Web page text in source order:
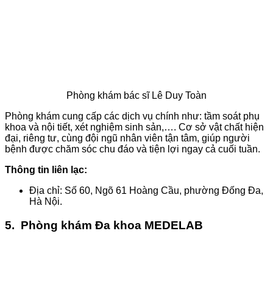
Phòng khám bác sĩ Lê Duy Toàn
Phòng khám cung cấp các dịch vụ chính như: tầm soát phụ
khoa và nội tiết, xét nghiệm sinh sản,…. Cơ sở vật chất hiện
đại, riêng tư, cùng đội ngũ nhân viên tận tâm, giúp người
bệnh được chăm sóc chu đáo và tiện lợi ngay cả cuối tuần.
Thông tin liên lạc:
Địa chỉ: Số 60, Ngõ 61 Hoàng Cầu, phường Đống Đa,
Hà Nội.
5. Phòng khám Đa khoa MEDELAB